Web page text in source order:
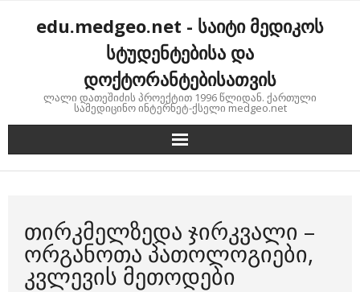
edu.medgeo.net - საიტი მედიკოს
სტუდენტებისა და
დოქტორანტებისათვის
ლალი დათეშიძის პროექტით 1996 წლიდან. ქართული
სამედიცინო ინტერნეტ-ქსელი medgeo.net
ᲗᲘᲠᲙᲛᲔᲚᲖᲔᲓᲐ ᲯᲘᲠᲙᲕᲐᲚᲘ –
ᲝᲠᲒᲐᲜᲝᲗᲐ ᲞᲐᲗᲝᲚᲝᲒᲘᲔᲑᲘ,
ᲙᲕᲚᲔᲕᲘᲡ ᲛᲔᲗᲝᲓᲔᲑᲘ